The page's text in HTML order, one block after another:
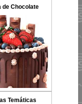
de Chocolate
Temáticas